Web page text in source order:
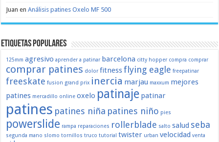
Juan enAnálisis patines Oxelo MF 500
Etiquetas populares
125mm agresivo aprender a patinar barcelona citty hopper compra comprar
comprar patines dolor fitnessflying eagle freepatinar
freeskate fusion grand prix inercia marjau maxxum mejores
patines mercadillo online oxelo patinaje patinar
patines patines niña patines niño pies
powerslide rampa reparaciones rollerblade salto salud seba
segunda mano slomo tornillos truco tutorial twister urban velocidad venta